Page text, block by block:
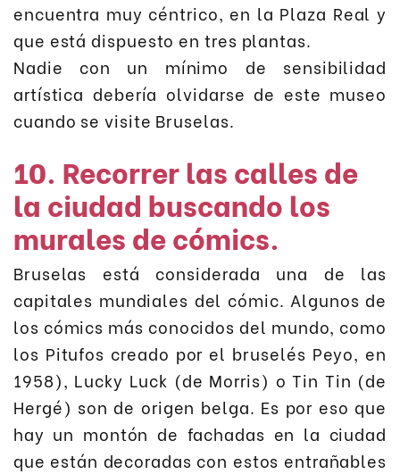
encuentra muy céntrico, en la Plaza Real y
que está dispuesto en tres plantas.
Nadie con un mínimo de sensibilidad
artística debería olvidarse de este museo
cuando se visite Bruselas.
10. Recorrer las calles de
la ciudad buscando los
murales de cómics.
Bruselas está considerada una de las
capitales mundiales del cómic. Algunos de
los cómics más conocidos del mundo, como
los Pitufos creado por el bruselés Peyo, en
1958), Lucky Luck (de Morris) o Tin Tin (de
Hergé) son de origen belga. Es por eso que
hay un montón de fachadas en la ciudad
que están decoradas con estos entrañables